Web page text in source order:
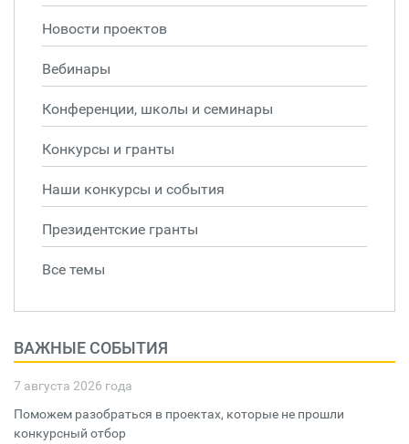
Новости проектов
Вебинары
Конференции, школы и семинары
Конкурсы и гранты
Наши конкурсы и события
Президентские гранты
Все темы
ВАЖНЫЕ СОБЫТИЯ
7 августа 2026 года
Поможем разобраться в проектах, которые не прошли
конкурсный отбор